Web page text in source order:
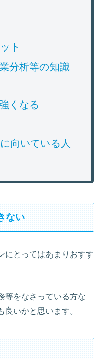
ト
分析等の知識
くなる
向いている人
ない
にとってはあまりおすす
等をなさっている方な
いかと思います。